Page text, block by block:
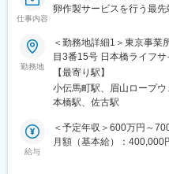
「多様な遺伝資源を開発
ションに、中性子線を用
めて社会実装した、ディ
2024年にシリーズAラウ
界で初めて商用化を実現
拓を目指して、国内の実
速器利用及びサービス拠
仕事内容
卵作製サービスを行う最先
・自社のバイオテクノロ
自社開発等)に関する技術営
・顧客・パートナー企業と
・顧客の研究背景や技術
ョンを提案
・研究開発部門と連携し、
・展示会・学会等での自
対応
・既存顧客・パートナー
勤務地
＜勤務地詳細1＞東京事業
目3番15号 日本橋ライフサ
屋内全面禁煙＜勤務地詳
町 5丁目39受動喫煙対策
る事業所（リモートワーク
【最寄り駅】
小伝馬町駅、眉山ロープ
本橋駅、佐古駅
給与
＜予定年収＞600万円～
月額（基本給）：